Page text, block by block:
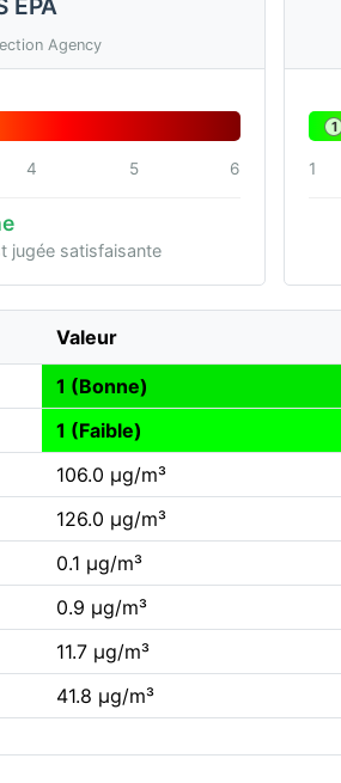
EPA
Agency
4 5 6
jugée satisfaisante
1
1
Valeur
1 (Bonne)
1 (Faible)
106.0 µg/m³
126.0 µg/m³
0.1 µg/m³
0.9 µg/m³
11.7 µg/m³
41.8 µg/m³